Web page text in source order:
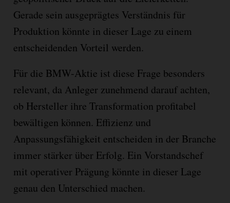
Gerade sein ausgeprägtes Verständnis für
Produktion könnte in dieser Lage zu einem
entscheidenden Vorteil werden.
Für die BMW-Aktie ist diese Frage besonders
relevant, da Anleger zunehmend darauf achten,
ob Hersteller ihre Transformation profitabel
bewältigen können. Effizienz und
Anpassungsfähigkeit entscheiden in der Branche
immer stärker über Erfolg. Ein Vorstandschef
mit operativer Prägung könnte in dieser Lage
genau den Unterschied machen.